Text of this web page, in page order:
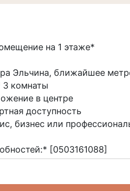
на 1 этаже*
Эльчина, ближайшее
комнаты
в центре
доступность
бизнес или
[0503161088]